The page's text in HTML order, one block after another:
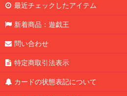
最近チェックしたアイテム
新着商品：遊戯王
問い合わせ
特定商取引法表示
カードの状態表記について